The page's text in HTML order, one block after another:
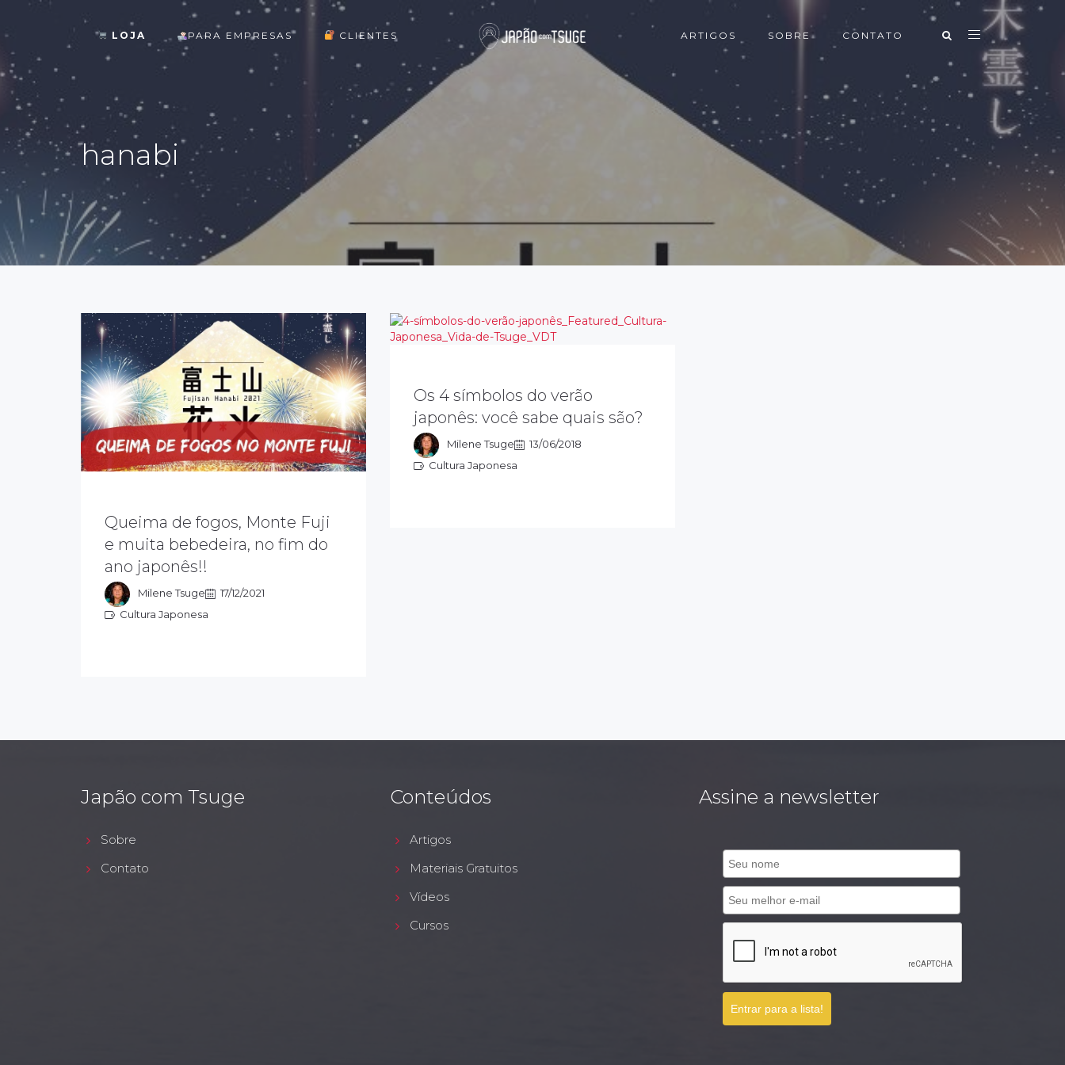
LOJA PARA EMPRESAS CLIENTES ARTIGOS SOBRE CONTATO
hanabi
Queima de fogos, Monte Fuji
e muita bebedeira, no fim do
ano japonês!!
Milene Tsuge
17/12/2021
Cultura Japonesa
Essa parte do Monte Fuji fica na
cidade de Susono, província de
Shizuoka. Além do show da queima
de fogos, você pode apreciar a
natureza exuberante.
Os 4 símbolos do verão
japonês: você sabe quais são?
Milene Tsuge
13/06/2018
Cultura Japonesa
verão japonês e muito comum nos
festivais. No verão japonês, o kakigōri
faz muito sucesso. Hanabi Taikai é um
festival de fogos de artifícios.
Japão com Tsuge
Sobre
Contato
Conteúdos
Artigos
Materiais Gratuitos
Vídeos
Cursos
Assine a newsletter
Entrar para a lista!